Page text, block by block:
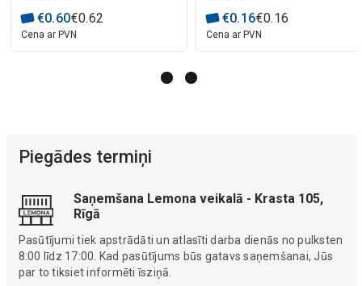
€0.60€0.62
Cena ar PVN
€0.16€0.16
Cena ar PVN
Piegādes termiņi
Saņemšana Lemona veikalā - Krasta 105,
Rīgā
Pasūtījumi tiek apstrādāti un atlasīti darba dienās no pulksten
8:00 līdz 17:00. Kad pasūtījums būs gatavs saņemšanai, Jūs
par to tiksiet informēti īsziņā.